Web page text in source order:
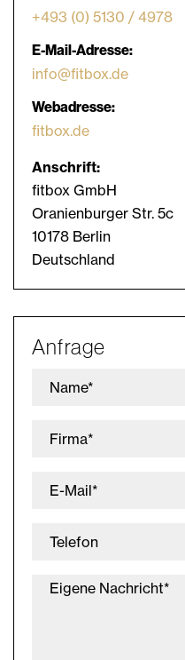
+493 (0) 5130 / 4978
E-Mail-Adresse:
info@fitbox.de
Webadresse:
fitbox.de
Anschrift:
fitbox GmbH
Oranienburger Str. 5c
10178 Berlin
Deutschland
Anfrage
Name*
Firma*
E-Mail*
Telefon
Eigene Nachricht*